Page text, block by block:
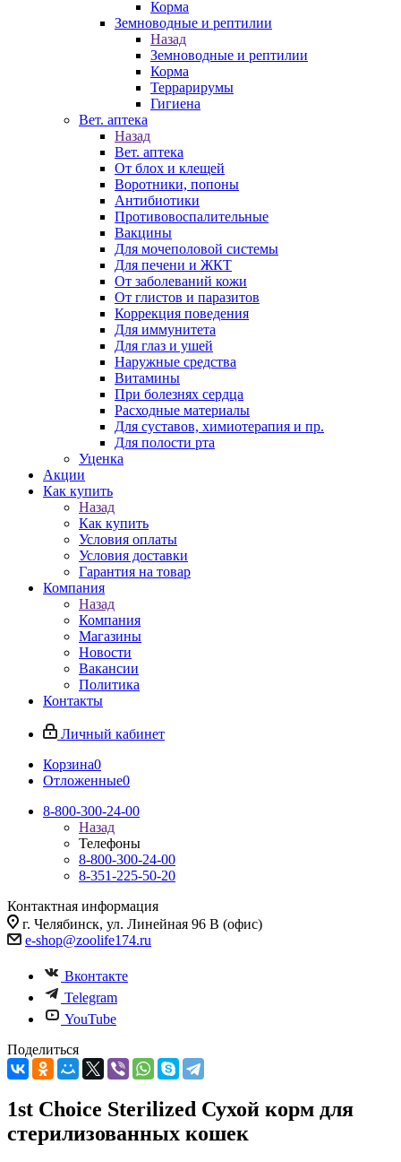
Корма
Земноводные и рептилии
Назад
Земноводные и рептилии
Корма
Террарирумы
Гигиена
Вет. аптека
Назад
Вет. аптека
От блох и клещей
Воротники, попоны
Антибиотики
Противовоспалительные
Вакцины
Для мочеполовой системы
Для печени и ЖКТ
От заболеваний кожи
От глистов и паразитов
Коррекция поведения
Для иммунитета
Для глаз и ушей
Наружные средства
Витамины
При болезнях сердца
Расходные материалы
Для суставов, химиотерапия и пр.
Для полости рта
Уценка
Акции
Как купить
Назад
Как купить
Условия оплаты
Условия доставки
Гарантия на товар
Компания
Назад
Компания
Магазины
Новости
Вакансии
Политика
Контакты
Личный кабинет
Корзина0
Отложенные0
8-800-300-24-00
Назад
Телефоны
8-800-300-24-00
8-351-225-50-20
Контактная информация
г. Челябинск, ул. Линейная 96 В (офис)
e-shop@zoolife174.ru
Вконтакте
Telegram
YouTube
Поделиться
1st Choice Sterilized Сухой корм для
стерилизованных кошек